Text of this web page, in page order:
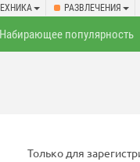
РАЗВЛЕЧЕНИЯ
Набирающее популярность
Только для